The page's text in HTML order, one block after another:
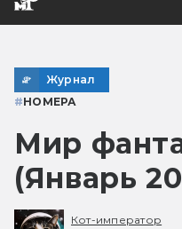
Журнал
#НОМЕРА
Мир
(Январь
Кот-император